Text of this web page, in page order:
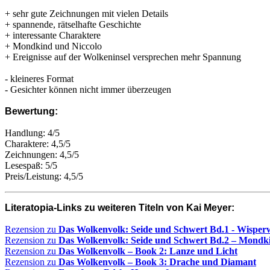
+ sehr gute Zeichnungen mit vielen Details
+ spannende, rätselhafte Geschichte
+ interessante Charaktere
+ Mondkind und Niccolo
+ Ereignisse auf der Wolkeninsel versprechen mehr Spannung
- kleineres Format
- Gesichter können nicht immer überzeugen
Bewertung:
Handlung: 4/5
Charaktere: 4,5/5
Zeichnungen: 4,5/5
Lesespaß: 5/5
Preis/Leistung: 4,5/5
Literatopia-Links zu weiteren Titeln von Kai Meyer:
Rezension zu Das Wolkenvolk: Seide und Schwert Bd.1 -
Rezension zu Das Wolkenvolk: Seide und Schwert Bd.2 –
Rezension zu Das Wolkenvolk – Book 2: Lanze und Licht
Rezension zu Das Wolkenvolk – Book 3: Drache und Diamant